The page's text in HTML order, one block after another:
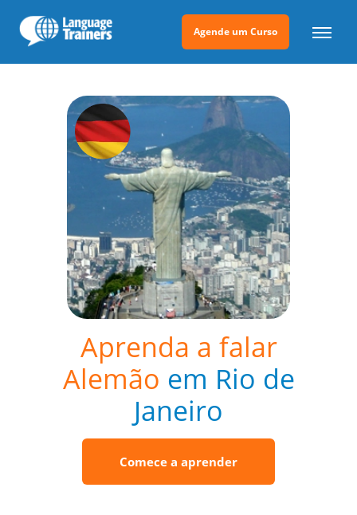
Agende um Curso
Aprenda a falar
Alemão em Rio de
Janeiro
Comece a aprender